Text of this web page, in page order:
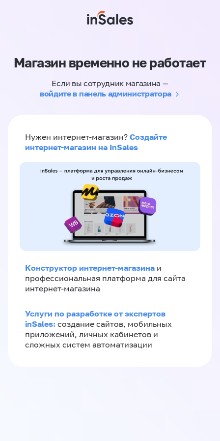
Магазин временно не работает
Если вы сотрудник магазина —
войдите в панель администратора
Нужен интернет-магазин? Создайте
интернет-магазин на InSales
Конструктор интернет-магазина и
профессиональная платформа для сайта
интернет-магазина
Услуги по разработке от экспертов
inSales: создание сайтов, мобильных
приложений, личных кабинетов и
сложных систем автоматизации